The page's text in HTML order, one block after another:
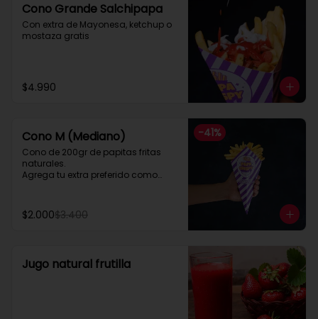
Cono Grande Salchipapa
Con extra de Mayonesa, ketchup o
mostaza gratis
$4.990
-41%
Cono M (Mediano)
Cono de 200gr de papitas fritas
naturales.
Agrega tu extra preferido como
y mucho mas....
$2.000$3.400
Jugo natural frutilla